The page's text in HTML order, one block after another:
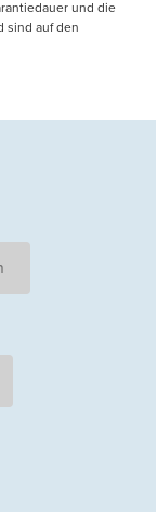
und die
sind auf den